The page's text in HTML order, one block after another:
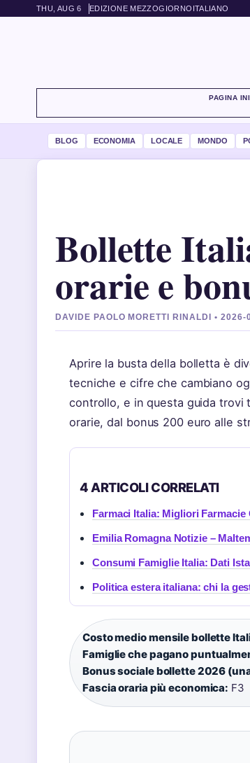
THU, AUG 6 EDIZIONE MEZZOGIORNO ITALIANO
PAGINA
BLOG ECONOMIA LOCALE MONDO
Bollette
orarie e
DAVIDE PAOLO MORETTI RINALDI •
Aprire la busta della bolletta è
tecniche e cifre che cambiano
controllo, e in questa guida trovi
orarie, dal bonus 200 euro alle
4 ARTICOLI CORRELATI
Farmaci Italia: Migliori
Emilia Romagna Notizie –
Consumi Famiglie Italia: Dati
Politica estera italiana: chi la
Costo medio mensile bollette
Famiglie che pagano
Bonus sociale bollette 2026
Fascia oraria più economica: F3